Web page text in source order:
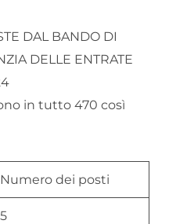
DAL BANDO DI
DELLE ENTRATE
in tutto 470 così
Numero dei posti
5